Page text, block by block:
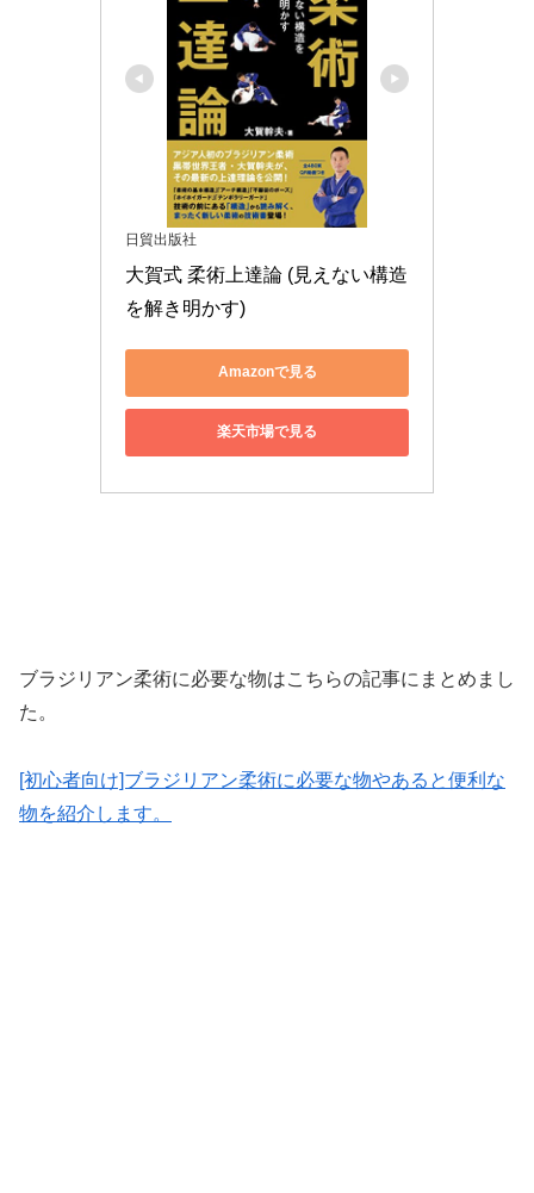
日貿出版社
大賀式 柔術上達論 (見えない構造
を解き明かす)
Amazonで見る
楽天市場で見る
ブラジリアン柔術に必要な物はこちらの記事にまとめまし
た。
[初心者向け]ブラジリアン柔術に必要な物やあると便利な
物を紹介します。